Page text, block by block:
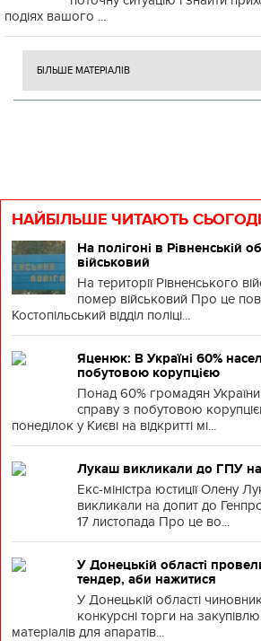
подіях вашого ...
БІЛЬШЕ МАТЕРІАЛІВ
НАЙБІЛЬШЕ ЧИТАЮТЬ
На полігоні в Рівненській
військовий
На території Рівненського
помер військовий Про це
Костопільський відділ поліці...
Яценюк: В Україні 60%
побутовою корупцією
Понад 60% громадян
справу з побутовою
понеділок у Києві на відкритті мі...
Лукаш викликали до ГПУ на
Екс-міністра юстиції Олену
викликали на допит до
17 листопада Про це во...
У Донецькій області
тендер, аби нажитися
У Донецькій області
конкурсні торги на
матеріалів для апаратів...